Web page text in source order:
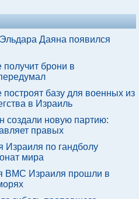
Даяна появился
брони в
построят базу для военных из
в Израиль
создали новую партию:
правых
по гандболу
мира
ВМС Израиля прошли в